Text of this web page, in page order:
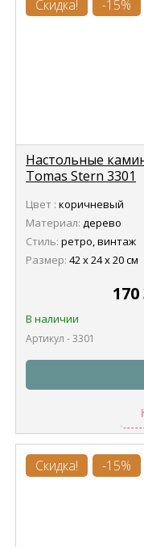
Скидка! -15%
Настольные
Tomas Stern 3301
Цвет : коричневый
Материал: дерево
Стиль: ретро, винтаж
Размер: 42 х 24 х 20 см
170
В наличии
Артикул - 3301
Скидка! -15%